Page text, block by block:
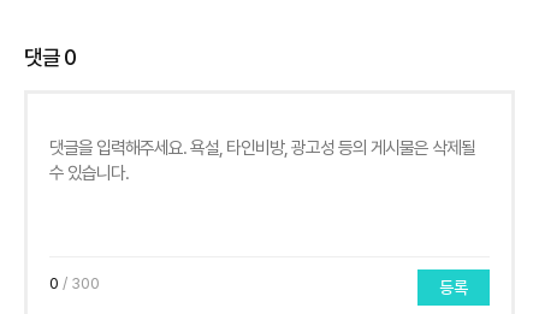
댓글0
0 / 300 등록